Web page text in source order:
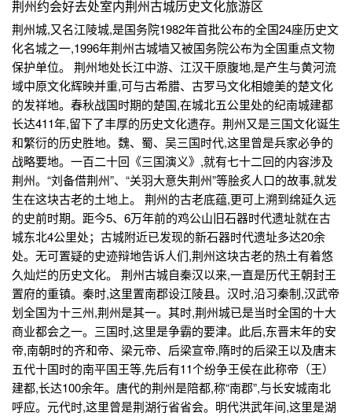
荆州约会好去处室内荆州古城历史文化旅游区
荆州城,又名江陵城,是国务院1982年首批公布的全国24座历史文
化名城之一,1996年荆州古城墙又被国务院公布为全国重点文物
保护单位。 荆州地处长江中游、江汉干原腹地,是产生与黄河流
域中原文化辉映并重,可与古希腊、古罗马文化相媲美的楚文化
的发祥地。春秋战国时期的楚国,在城北五公里处的纪南城建都
长达411年,留下了丰厚的历史文化遗存。荆州又是三国文化诞生
和繁衍的历史胜地。魏、蜀、吴三国时代,这里曾是兵家必争的
战略要地。一百二十回《三国演义》,就有七十二回的内容涉及
荆州。“刘备借荆州”、“关羽大意失荆州”等脍炙人口的故事,就发
生在这块古老的土地上。 荆州的古老底蕴,更可上溯到绵延久远
的史前时期。距今5、6万年前的鸡公山旧石器时代遗址就在古
城东北4公里处；古城附近已发现的新石器时代遗址多达20余
处。无可置疑的史迹辩地告诉人们,荆州这块古老的热土有着悠
久灿烂的历史文化。 荆州古城自秦汉以来,一直是历代王朝封王
置府的重镇。秦时,这里置南郡设江陵县。汉时,沿习秦制,汉武帝
划全国为十三州,荆州是其一。其时,荆州城已是当时全国的十大
商业都会之一。三国时,这里是争霸的要津。此后,东晋末年的安
帝,南朝时的齐和帝、梁元帝、后梁宣帝,隋时的后梁王以及唐末
五代十国时的南平国王等,先后有11个纷争王侯在此称帝（王）
建都,长达100余年。唐代的荆州是陪都,称“南郡”,与长安城南北
呼应。元代时,这里曾是荆湖行省省会。明代洪武年间,这里是湖